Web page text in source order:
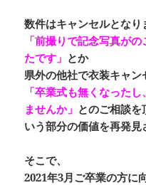
数件はキャンセルとなり
「前撮りで記念写真が
たです」 とか
県外の他社で衣装キャン
「卒業式も無くなった
ませんか」 とのご相談
いう部分の価値を再発見
そこで、
2021年3月ご卒業の方に